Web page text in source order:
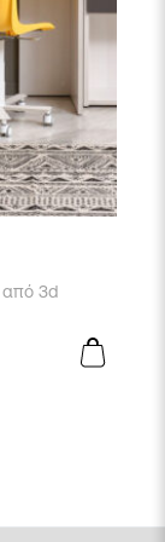
από 3d